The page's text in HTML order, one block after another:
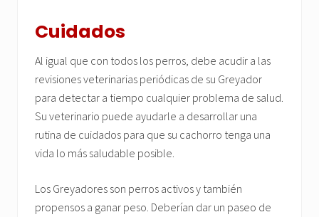
Cuidados
Al igual que con todos los perros, debe acudir a las
revisiones veterinarias periódicas de su Greyador
para detectar a tiempo cualquier problema de salud.
Su veterinario puede ayudarle a desarrollar una
rutina de cuidados para que su cachorro tenga una
vida lo más saludable posible.
Los Greyadores son perros activos y también
propensos a ganar peso. Deberían dar un paseo de